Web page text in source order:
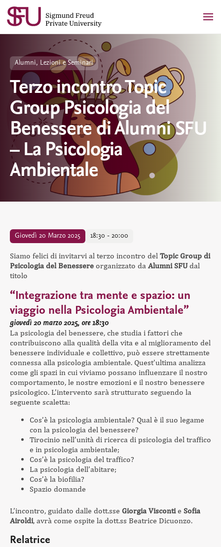
content
Alumni, Lezioni e Seminari
Terzo incontro Topic
Group Psicologia del
Benessere di Alumni SFU
– La Psicologia
Ambientale
Giovedì 20 Marzo 2025 18:30 - 20:00
Siamo felici di invitarvi al terzo incontro del Topic Group di
Psicologia del Benessere organizzato da Alumni SFUdal
titolo
“Integrazione tra mente e spazio: un
viaggio nella Psicologia Ambientale”
giovedì 20 marzo 2025, ore 18:30
La psicologia del benessere, che studia i fattori che
contribuiscono alla qualità della vita e al miglioramento del
benessere individuale e collettivo, può essere strettamente
connessa alla psicologia ambientale. Quest’ultima analizza
come gli spazi in cui viviamo possano influenzare il nostro
comportamento, le nostre emozioni e il nostro benessere
psicologico. L’intervento sarà strutturato seguendo la
seguente scaletta:
Cos’è la psicologia ambientale? Qual è il suo legame
con la psicologia del benessere?
Tirocinio nell’unità di ricerca di psicologia del traffico
e in psicologia ambientale;
Cos’è la psicologia del traffico?
La psicologia dell’abitare;
Cos’è la biofilia?
Spazio domande
L’incontro, guidato dalle dott.sse Giorgia Viscontie Sofia
Airoldi, avrà come ospite la dott.ss Beatrice Dicuonzo.
Relatrice